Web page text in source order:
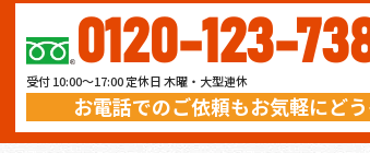
0120-123-
受付 10:00～17:00定休日 木曜・大型連休
お電話でのご依頼もお気軽にど